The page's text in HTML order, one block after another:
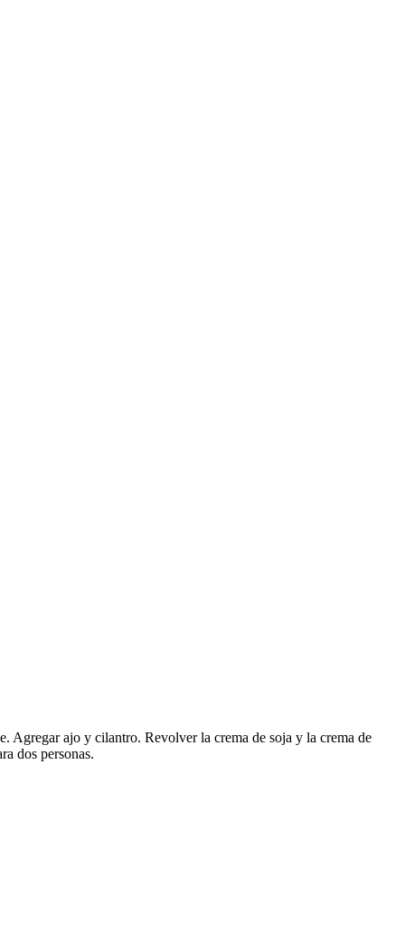
Agregar ajo y cilantro. Revolver la crema de soja y la crema de
dos personas.